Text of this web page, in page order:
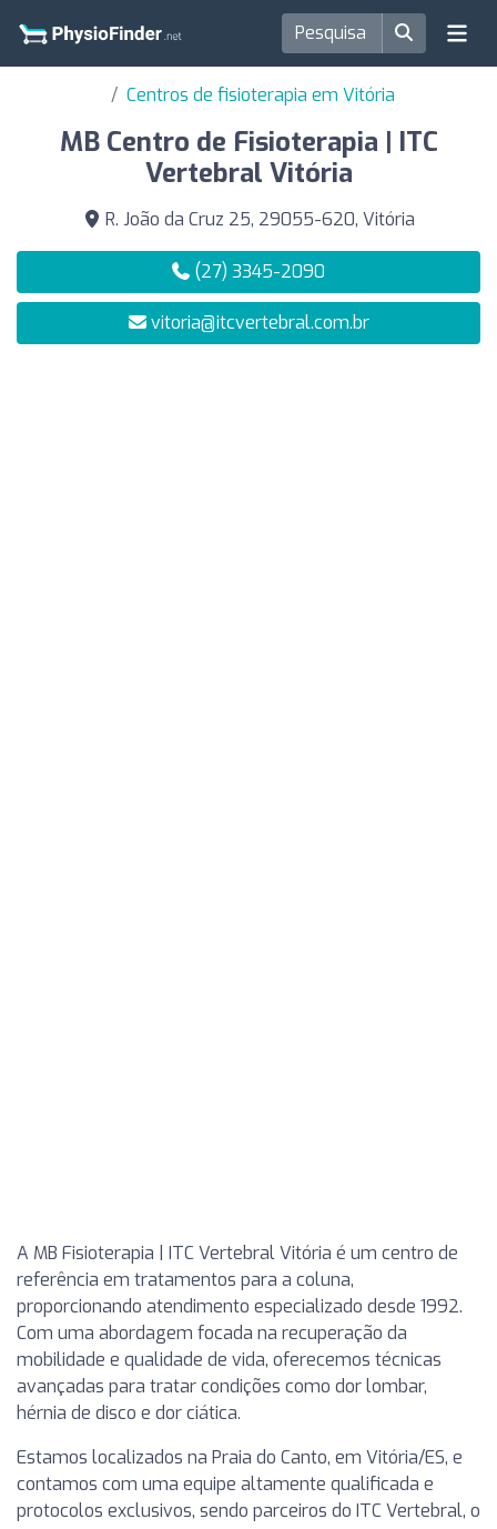
Centros de fisioterapia em Vitória
MB Centro de Fisioterapia | ITC
Vertebral Vitória
R. João da Cruz 25, 29055-620, Vitória
(27) 3345-2090
vitoria@itcvertebral.com.br
A MB Fisioterapia | ITC Vertebral Vitória é um centro de
referência em tratamentos para a coluna,
proporcionando atendimento especializado desde 1992.
Com uma abordagem focada na recuperação da
mobilidade e qualidade de vida, oferecemos técnicas
avançadas para tratar condições como dor lombar,
hérnia de disco e dor ciática.
Estamos localizados na Praia do Canto, em Vitória/ES, e
contamos com uma equipe altamente qualificada e
protocolos exclusivos, sendo parceiros do ITC Vertebral, o